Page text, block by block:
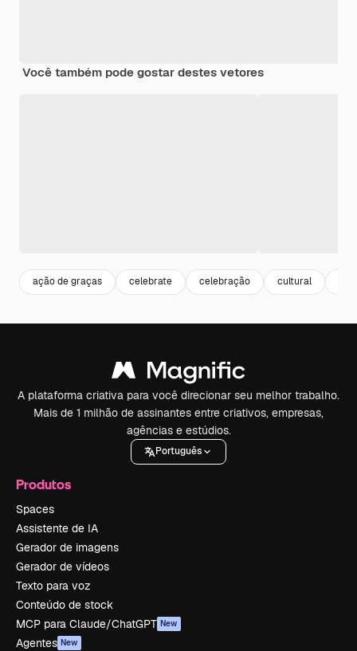
Você também pode gostar destes vetores
ação de graças celebrate celebração cultural
A plataforma criativa para você direcionar seu melhor trabalho.
Mais de 1 milhão de assinantes entre criativos, empresas,
agências e estúdios.
Português
Produtos
Spaces
Assistente de IA
Gerador de imagens
Gerador de vídeos
Texto para voz
Conteúdo de stock
MCP para Claude/ChatGPT New
Agentes New